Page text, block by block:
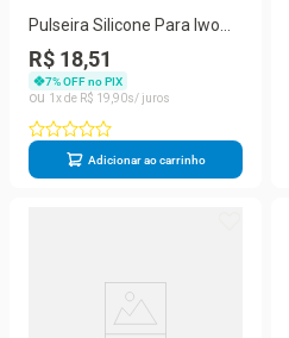
Pulseira Silicone Para Iwo
Smartwatch 42mm E 44mm
- Preto
R$ 18,51
7% OFF no PIX
1
R$ 19 90
Adicionar ao carrinho